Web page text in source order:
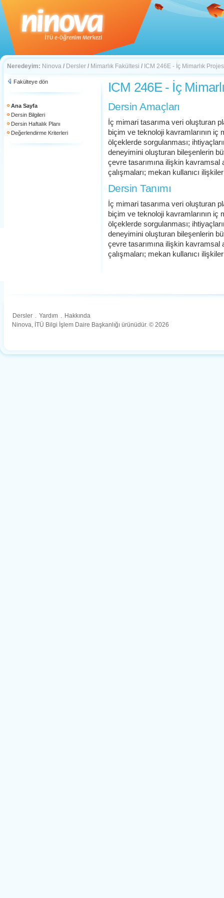
Neredeyim: Ninova / Dersler / Mimarlık Fakültesi / ICM 246E - İç Mimarlık
Fakülteye dön
Ana Sayfa
Dersin Bilgileri
Dersin Haftalık Planı
Değerlendirme Kriterleri
ICM 246E - İç
Dersin Amaçları
İç mimari tasarıma veri oluşturan
biçim ve teknoloji kavramlarının iç
ölçeklerde sorgulanması;
deneyimini oluşturan bileşenlerin
çevre tasarımına ilişkin
çalışmaları; mekan kullanıcı
Dersin Tanımı
İç mimari tasarıma veri oluşturan
biçim ve teknoloji kavramlarının iç
ölçeklerde sorgulanması;
deneyimini oluşturan bileşenlerin
çevre tasarımına ilişkin
çalışmaları; mekan kullanıcı
Dersler . Yardım . Hakkında
Ninova, İTÜ Bilgi İşlem Daire Başkanlığı ürünüdür. © 2026